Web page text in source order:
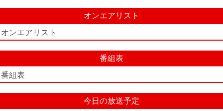
オンエアリスト
オンエアリスト
番組表
番組表
今日の放送予定